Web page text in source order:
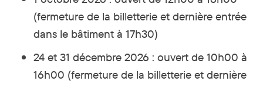
(fermeture de la billetterie et dernière entrée
dans le bâtiment à 17h30)
24 et 31 décembre 2026 : ouvert de 10h00 à
16h00 (fermeture de la billetterie et dernière